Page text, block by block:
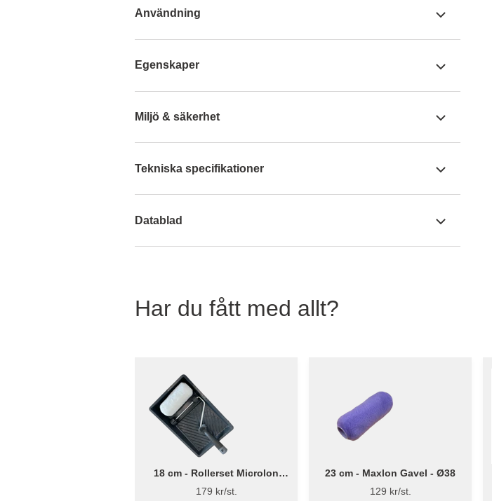
Användning
Egenskaper
Miljö & säkerhet
Tekniska specifikationer
Datablad
Har du fått med allt?
18 cm - Rollerset Microlon
Rough Ø38mm - Flügger
179 kr/st.
23 cm - Maxlon Gavel - Ø38
129 kr/st.